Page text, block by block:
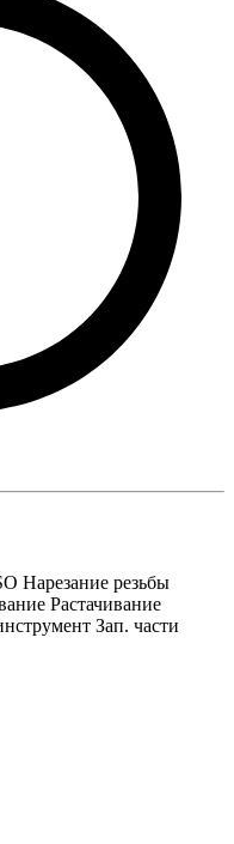
Нарезание резьбы
Растачивание
Зап. части